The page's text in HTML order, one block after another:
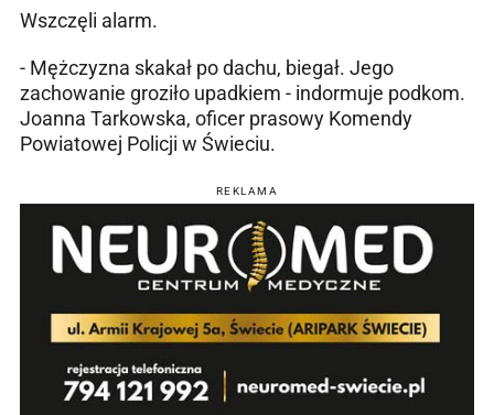
Wszczęli alarm.
- Mężczyzna skakał po dachu, biegał. Jego
zachowanie groziło upadkiem - indormuje podkom.
Joanna Tarkowska, oficer prasowy Komendy
Powiatowej Policji w Świeciu.
REKLAMA